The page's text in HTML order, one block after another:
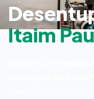
Itaim